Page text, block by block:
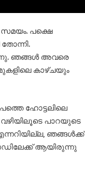
പക്ഷെ
ഞങ്ങൾ അവരെ
കാഴ്ചയും
ഹോട്ടലിലെ
പാറയുടെ
ഞങ്ങൾക്ക്
ആയിരുന്നു